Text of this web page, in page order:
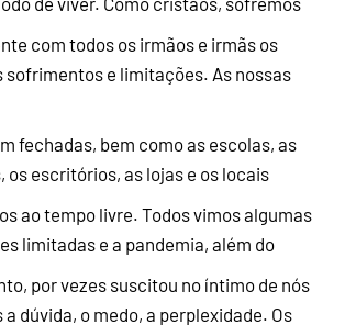
com todos os irmãos e irmãs os
sofrimentos e limitações. As nossas
fechadas, bem como as escolas, as
os escritórios, as lojas e os locais
ao tempo livre. Todos vimos algumas
limitadas e a pandemia, além do
por vezes suscitou no íntimo de nós
a dúvida, o medo, a perplexidade. Os